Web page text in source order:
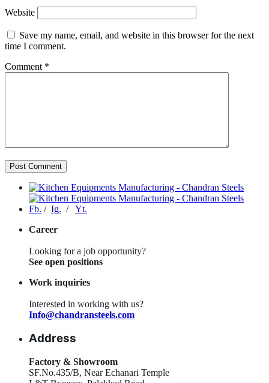
Website
Save my name, email, and website in this browser for the next
time I comment.
Comment *
Fb. / Ig. / Yt.
Career
Looking for a job opportunity?
See open positions
Work inquiries
Interested in working with us?
Info@chandransteels.com
Address
Factory & Showroom
SF.No.435/B, Near Echanari Temple